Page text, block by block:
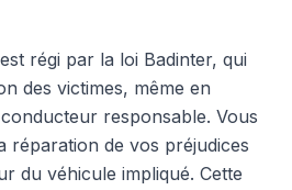
régi par la loi Badinter, qui
des victimes, même en
responsable. Vous
réparation de vos préjudices
du véhicule impliqué. Cette